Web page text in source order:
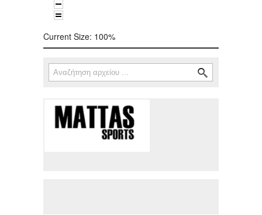
Current Size: 100%
Φόρμα αναζήτησης
Αναζήτηση